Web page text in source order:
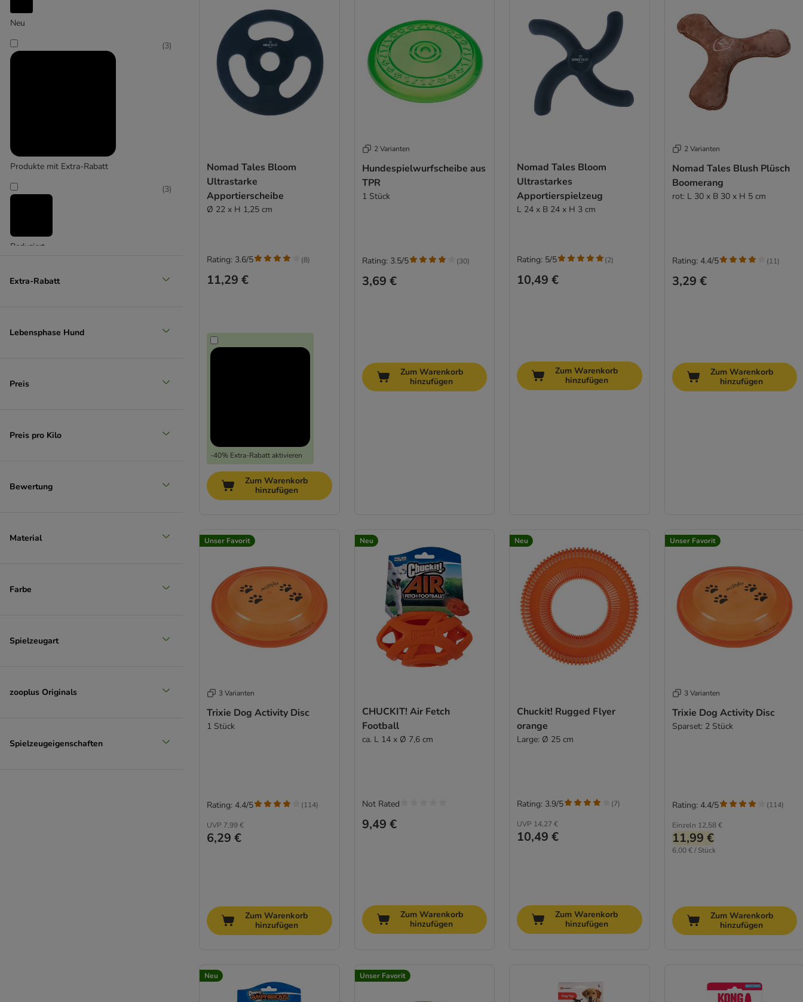
Groß 26-45 kg
Extra-groß > 45 kg
Neu
Produkte mit Extra-Rabatt
(3)
Reduziert
(3)
Extra-Rabatt
Lebensphase Hund
Preis
Preis pro Kilo
Bewertung
Material
Farbe
Spielzeugart
zooplus Originals
Spielzeugeigenschaften
Nomad Tales Bloom
Ultrastarke
Apportierscheibe
Ø 22 x H 1,25 cm
11,29 €
-40% Extra-Rabatt aktivieren
Rating: 3.6/5 (8)
Zum Warenkorb
hinzufügen
2 Varianten
Hundespielwurfscheibe aus
TPR
1 Stück
3,69 €
Rating: 3.5/5 (30)
Zum Warenkorb
hinzufügen
Nomad Tales Bloom
Ultrastarkes
Apportierspielzeug
L 24 x B 24 x H 3 cm
10,49 €
Rating: 5/5 (2)
Zum Warenkorb
hinzufügen
2 Varianten
Nomad Tales Blush Plüsch
Boomerang
rot: L 30 x B 30 x H 5 cm
3,29 €
Rating: 4.4/5 (11)
Zum Warenkorb
hinzufügen
Unser Favorit
3 Varianten
Trixie Dog Activity Disc
1 Stück
UVP 7,99 €
6,29 €
Rating: 4.4/5 (114)
Zum Warenkorb
hinzufügen
Neu
CHUCKIT! Air Fetch
Football
ca. L 14 x Ø 7,6 cm
9,49 €
Not Rated
Zum Warenkorb
hinzufügen
Neu
Chuckit! Rugged Flyer
orange
Large: Ø 25 cm
UVP 14,27 €
10,49 €
Rating: 3.9/5 (7)
Zum Warenkorb
hinzufügen
Unser Favorit
3 Varianten
Trixie Dog Activity Disc
Sparset: 2 Stück
Einzeln 12,58 €
11,99 €
6,00 € / Stück
Rating: 4.4/5 (114)
Zum Warenkorb
hinzufügen
Neu Unser Favorit